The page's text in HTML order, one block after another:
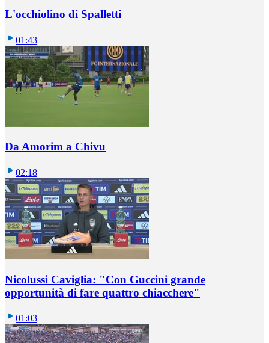
L'occhiolino di Spalletti
01:43
Da Amorim a Chivu
02:18
Nicolussi Caviglia: "Con Guccini grande
opportunità di fare quattro chiacchere"
01:03